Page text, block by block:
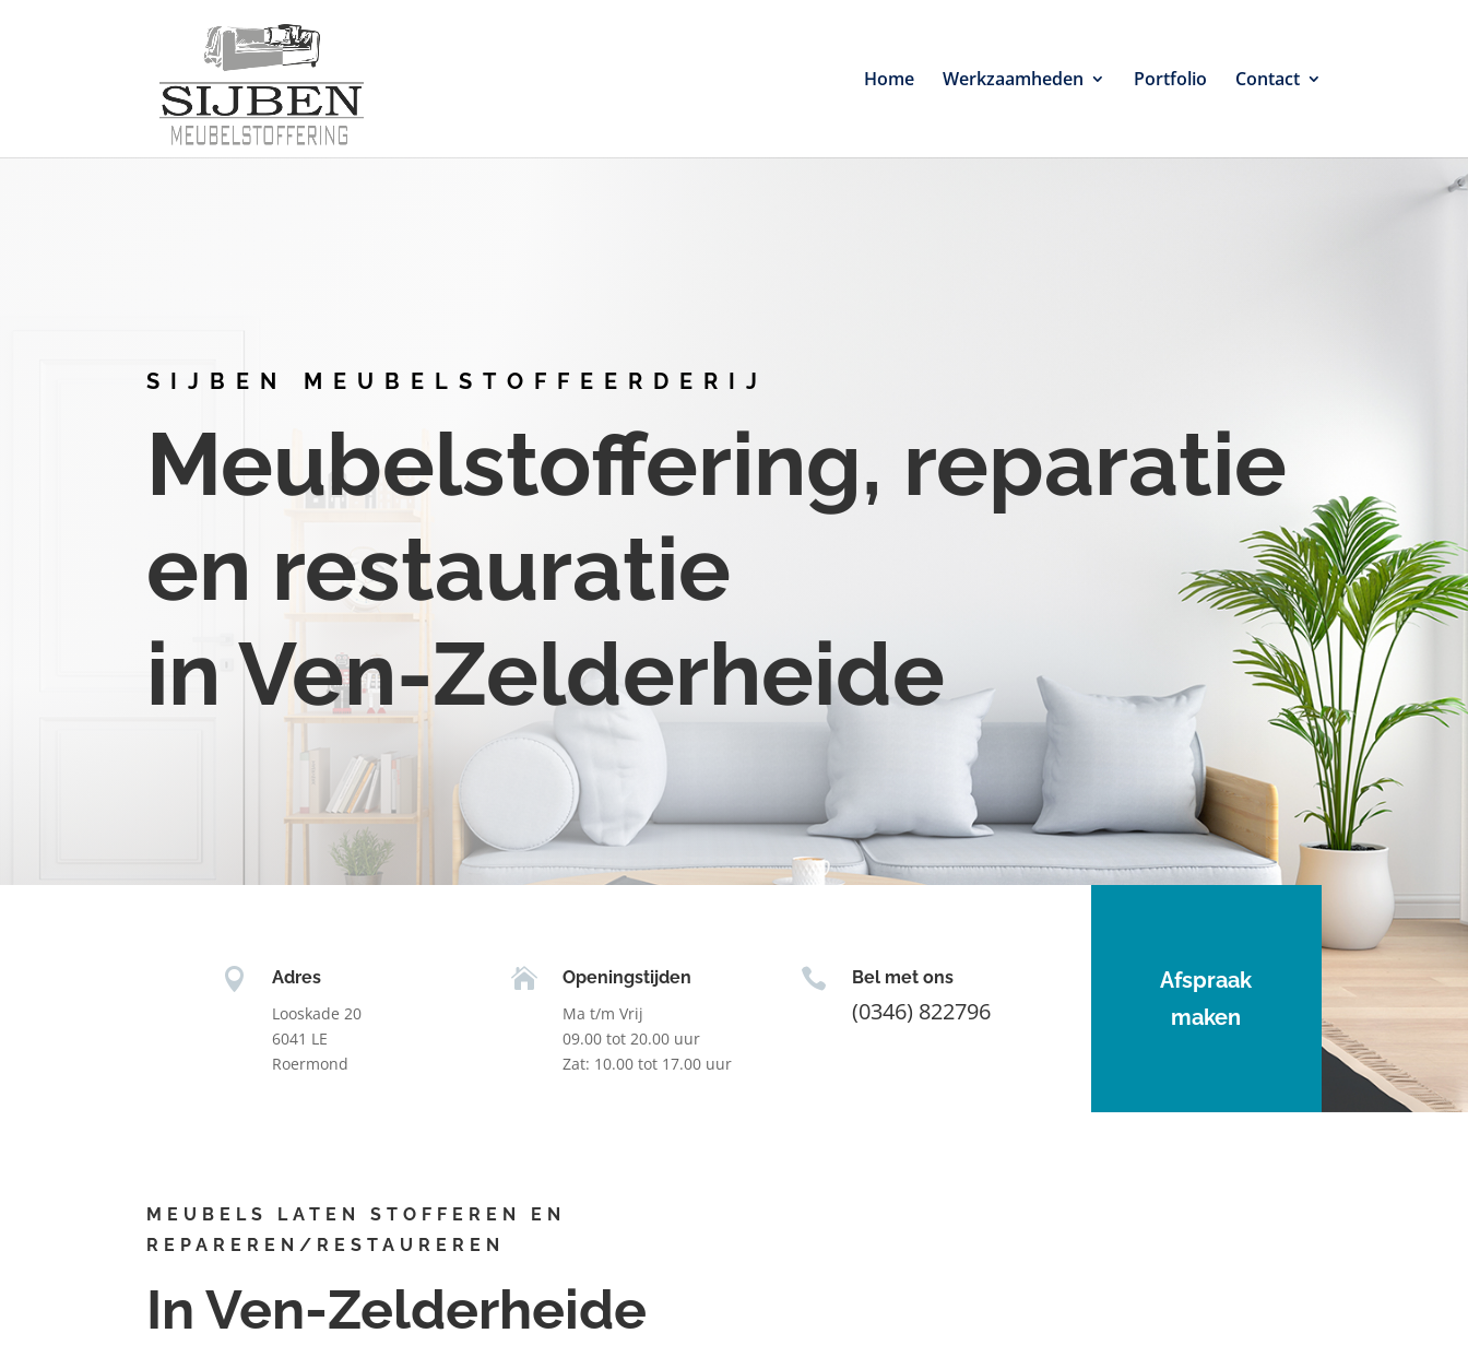
Home Werkzaamheden Portfolio Contact
SIJBEN MEUBELSTOFFEERDERIJ
Meubelstoffering, reparatie
en restauratie
in Ven-Zelderheide

Adres
Looskade 20
6041 LE
Roermond

Openingstijden
Ma t/m Vrij
09.00 tot 20.00 uur
Zat: 10.00 tot 17.00 uur
 Bel met ons
(0346) 822796
Afspraak
maken
MEUBELS LATEN STOFFEREN EN
REPAREREN/RESTAUREREN
In Ven-Zelderheide